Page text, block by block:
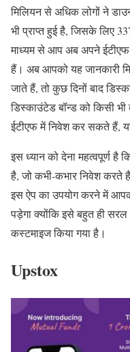
मिलियन से अधिक लोगों ने
भी प्राप्त हुई है, जिसके लिए
माध्यम से आप अब अपने
हैं। अब आपको यह जानकारी
जाते हैं, तो कुछ दिनों बाद
डिस्काउंटेड बॉन्ड को किसी
ईटीएफ में निवेश कर सकते हैं,
इस ध्यान को देना महत्वपूर्ण है
है, जो कभी-कभार निवेश
इस ऐप का उपयोग करने में
पड़ेगा क्योंकि इसे बहुत ही
कस्टमाइज किया गया है।
Upstox